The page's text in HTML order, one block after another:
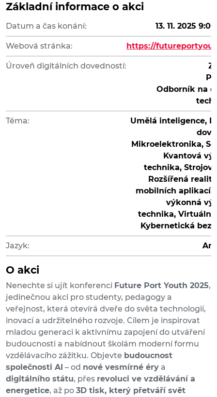
Základní informace o akci
Datum a čas konání: 13. 11. 2025
Webová stránka: https://
Úroveň digitálních dovedností:
Odborník na
Téma:
Umělá inteligence,
Mikroelektronika,
Kvantová
technika,
Rozšířená
mobilních aplikací,
výkonná
technika, Virtuální
Kybernetická
Jazyk:
O akci
Nenechte si ujít konferenci Future Port Youth 2025,
jedinečnou akci pro studenty, pedagogy a
veřejnost, která otevírá dveře do světa technologií,
inovací a udržitelného rozvoje. Cílem je inspirovat
mladou generaci k aktivnímu zapojení do utváření
budoucnosti a nabídnout školám moderní formu
vzdělávacího zážitku. Objevte budoucnost
společnosti AI – od nové vesmírné éry a
digitálního státu, přes revoluci ve vzdělávání a
energetice, až po 3D tisk, který přetváří svět